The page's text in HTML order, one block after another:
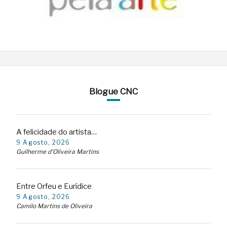
Blogue CNC
A felicidade do artista…
9 Agosto, 2026
Guilherme d'Oliveira Martins
Entre Orfeu e Eurídice
9 Agosto, 2026
Camilo Martins de Oliveira